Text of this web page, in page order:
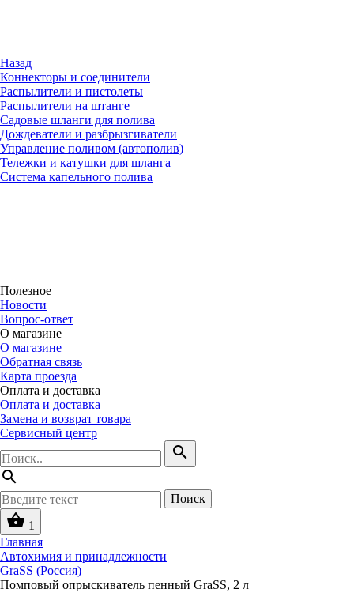
Назад
Коннекторы и соединители
Распылители и пистолеты
Распылители на штанге
Садовые шланги для полива
Дождеватели и разбрызгиватели
Управление поливом (автополив)
Тележки и катушки для шланга
Система капельного полива
Полезное
Новости
Вопрос-ответ
О магазине
О магазине
Обратная связь
Карта проезда
Оплата и доставка
Оплата и доставка
Замена и возврат товара
Сервисный центр
search
search
Поиск
shopping_basket 1
Главная
Автохимия и принадлежности
GraSS (Россия)
Помповый опрыскиватель пенный GraSS, 2 л